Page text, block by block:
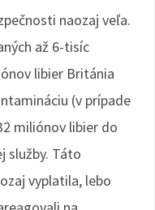
naozaj veľa.
až 6-tisíc
libier Británia
(v prípade
miliónov libier do
služby. Táto
vyplatila, lebo